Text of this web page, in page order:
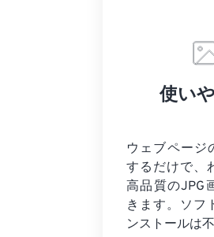
使い
ウェブページ
するだけで、
高品質のJPG
きます。ソフ
ンストールは不